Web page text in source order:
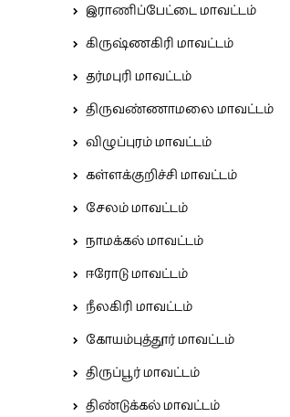
இராணிப்பேட்டை மாவட்டம்
கிருஷ்ணகிரி மாவட்டம்
தர்மபுரி மாவட்டம்
திருவண்ணாமலை மாவட்டம்
விழுப்புரம் மாவட்டம்
கள்ளக்குறிச்சி மாவட்டம்
சேலம் மாவட்டம்
நாமக்கல் மாவட்டம்
ஈரோடு மாவட்டம்
நீலகிரி மாவட்டம்
கோயம்புத்தூர் மாவட்டம்
திருப்பூர் மாவட்டம்
திண்டுக்கல் மாவட்டம்